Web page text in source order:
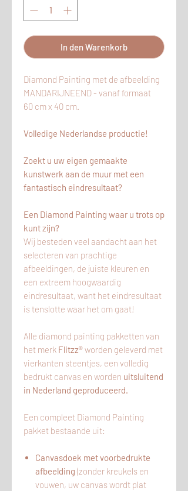
In den Warenkorb
Diamond Painting met de afbeelding
MANDARIJNEEND - vanaf formaat
60 cm x 40 cm.
Volledige Nederlandse productie!
Zoekt u uw eigen gemaakte
kunstwerk aan de muur met een
fantastisch eindresultaat?
Een Diamond Painting waar u trots op
kunt zijn?
Wij besteden veel aandacht aan het
selecteren van prachtige
afbeeldingen, de juiste kleuren en
een extreem hoogwaardig
eindresultaat, want het eindresultaat
is tenslotte waar het om gaat!
Alle diamond painting pakketten van
het merk Flitzz®worden geleverd met
vierkanten steentjes, een volledig
bedrukt canvas en worden uitsluitend
in Nederland geproduceerd.
Een compleet Diamond Painting
pakket bestaande uit:
Canvasdoek met voorbedrukte
afbeelding (zonder kreukels en
vouwen, uw canvas wordt plat